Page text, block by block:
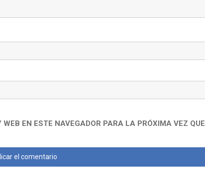
EN ESTE NAVEGADOR PARA LA PRÓXIMA VEZ QUE